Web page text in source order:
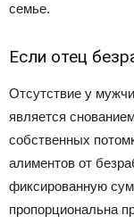
семье.
Если отец
Отсутствие у
является
собственных
алиментов от
фиксированную
пропорциональна